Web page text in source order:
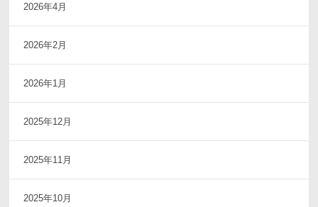
2026年4月
2026年2月
2026年1月
2025年12月
2025年11月
2025年10月